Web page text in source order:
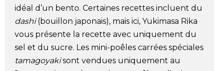
Le japonais
En plus
idéal d’un bento. Certaines recettes incluent du
dashi(bouillon japonais), mais ici, Yukimasa Rika
vous présente la recette avec uniquement du
sel et du sucre. Les mini-poêles carrées spéciales
tamagoyakisont vendues uniquement au